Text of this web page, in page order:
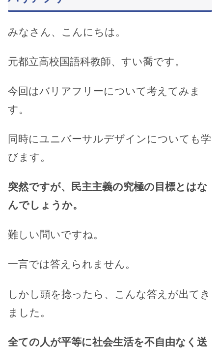
みなさん、こんにちは。
元都立高校国語科教師、すい喬です。
今回はバリアフリーについて考えてみま
す。
同時にユニバーサルデザインについても学
びます。
突然ですが、民主主義の究極の目標とはな
んでしょうか。
難しい問いですね。
一言では答えられません。
しかし頭を捻ったら、こんな答えが出てき
ました。
全ての人が平等に社会生活を不自由なく送